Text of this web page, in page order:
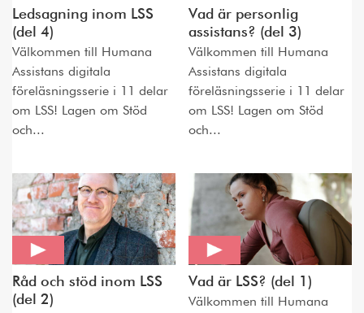
Ledsagning inom LSS
(del 4)
Välkommen till Humana
Assistans digitala
föreläsningsserie i 11 delar
om LSS! Lagen om Stöd
och...
Vad är personlig
assistans? (del 3)
Välkommen till Humana
Assistans digitala
föreläsningsserie i 11 delar
om LSS! Lagen om Stöd
och...
Råd och stöd inom LSS
(del 2)
Vad är LSS? (del 1)
Välkommen till Humana